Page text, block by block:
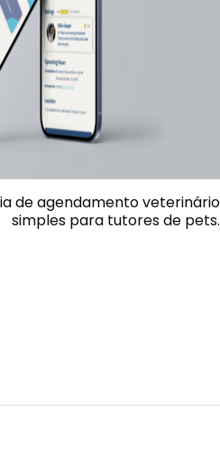
de agendamento veterinário
simples para tutores de pets.